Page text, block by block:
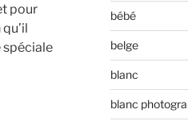
pour
spéciale
bébé
belge
blanc
blanc